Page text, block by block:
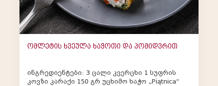
ომლეტის ხვეულა ხაჭოთი და პომიდვრით
ინგრედიენტები: 3 ცალი კვერცხი 1 სუფრის
კოვზი კარაქი 150 გრ უცხიმო ხაჭო „Piątnica“